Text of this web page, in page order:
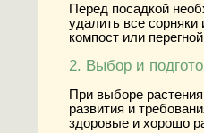
Перед посадкой
удалить все
компост или
2. Выбор и
При выборе
развития и
здоровые и хорошо